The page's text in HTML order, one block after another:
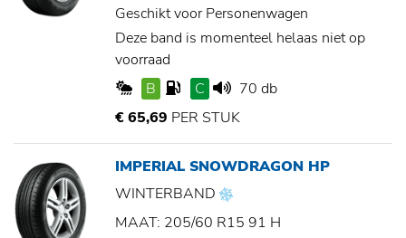
Geschikt voor Personenwagen
Deze band is momenteel helaas niet op
voorraad
B
C
70 db
€ 65,69 PER STUK
IMPERIAL SNOWDRAGON HP
WINTERBAND
MAAT: 205/60 R15 91 H